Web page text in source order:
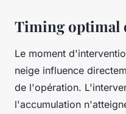
Timing optimal
Le moment
neige influence
de l'opération.
l'accumulation